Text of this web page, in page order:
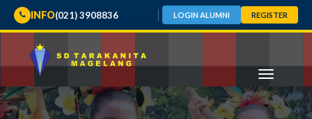
INFO(021) 3908836 LOGIN ALUMNI REGISTER